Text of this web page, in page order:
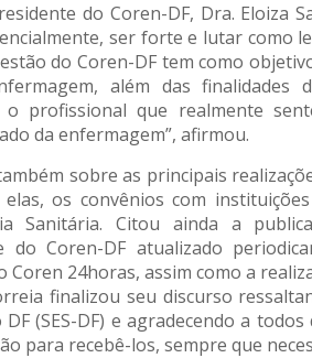
do Coren-DF, Dra. Eloiza
ser forte e lutar como
do Coren-DF tem como
além das finalidades
o profissional que realmente
da enfermagem”, afirmou.
sobre as principais
os convênios com
Sanitária. Citou ainda a
do Coren-DF atualizado
Coren 24horas, assim como a
finalizou seu discurso
DF (SES-DF) e agradecendo a
para recebê-los, sempre que